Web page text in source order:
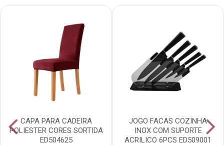
CAPA PARA CADEIRA
POLIESTER CORES SORTIDA
ED504625
JOGO FACAS COZINHA
INOX COM SUPORTE
ACRILICO 6PCS ED509001